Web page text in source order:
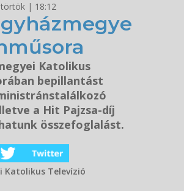
| 18:12
Katolikus
bepillantást
a Hit Pajzsa-díj
összefoglalást.
Katolikus Televízió